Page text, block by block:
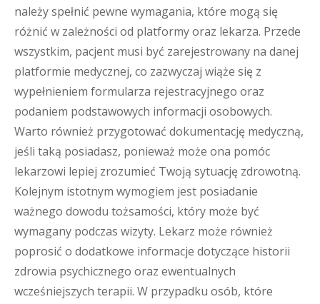
należy spełnić pewne wymagania, które mogą się
różnić w zależności od platformy oraz lekarza. Przede
wszystkim, pacjent musi być zarejestrowany na danej
platformie medycznej, co zazwyczaj wiąże się z
wypełnieniem formularza rejestracyjnego oraz
podaniem podstawowych informacji osobowych.
Warto również przygotować dokumentację medyczną,
jeśli taką posiadasz, ponieważ może ona pomóc
lekarzowi lepiej zrozumieć Twoją sytuację zdrowotną.
Kolejnym istotnym wymogiem jest posiadanie
ważnego dowodu tożsamości, który może być
wymagany podczas wizyty. Lekarz może również
poprosić o dodatkowe informacje dotyczące historii
zdrowia psychicznego oraz ewentualnych
wcześniejszych terapii. W przypadku osób, które